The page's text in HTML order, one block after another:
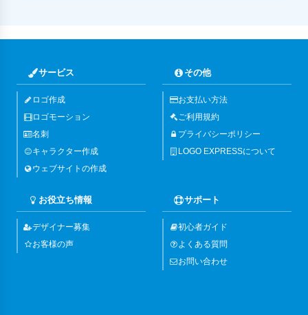
サービス
ロゴ作成
ロゴモーション
名刺
キャラクター作成
ウェブサイトの作成
その他
お支払い方法
ご利用規約
プライバシーポリシー
LOGO EXPRESSについて
お役立ち情報
デザイナー募集
お客様の声
サポート
初心者ガイド
よくある質問
お問い合わせ